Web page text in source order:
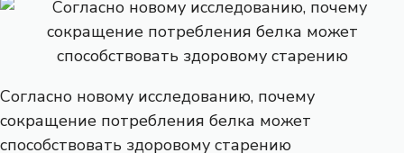
Согласно новому исследованию, почему
сокращение потребления белка может
способствовать здоровому старению